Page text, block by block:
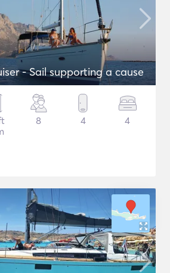
- Sail supporting a cause
8 4 4